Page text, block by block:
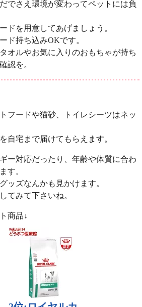
でさえ環境が変わってペットには負
ドを用意してあげましょう。
ド持ち込みOKです。
オルやお気に入りのおもちゃが持ち
認を。
フードや猫砂、トイレシーツはネッ
自宅まで届けてもらえます。
ー対応だったり、年齢や体質に合わ
す。
ッズなんかも見かけます。
てみて下さいね。
商品↓